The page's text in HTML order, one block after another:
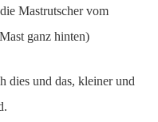
Mastrutscher vom
ganz hinten)
dies und das, kleiner und